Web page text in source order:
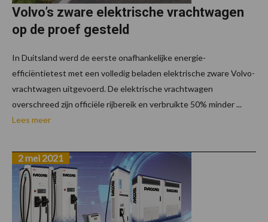
Volvo’s zware elektrische vrachtwagen
op de proef gesteld
In Duitsland werd de eerste onafhankelijke energie-
efficiëntietest met een volledig beladen elektrische zware Volvo-
vrachtwagen uitgevoerd. De elektrische vrachtwagen
overschreed zijn officiële rijbereik en verbruikte 50% minder ...
Lees meer
2 mei 2021